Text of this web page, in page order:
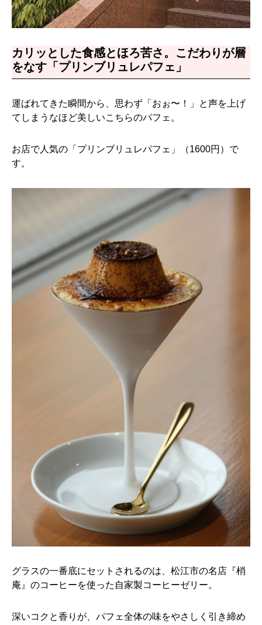
カリッとした食感とほろ苦さ。こだわりが層
をなす「プリンブリュレパフェ」
運ばれてきた瞬間から、思わず「おぉ〜！」と声を上げ
てしまうなほど美しいこちらのパフェ。
お店で人気の「プリンブリュレパフェ」（1600円）で
す。
グラスの一番底にセットされるのは、松江市の名店『梢
庵』のコーヒーを使った自家製コーヒーゼリー。
深いコクと香りが、パフェ全体の味をやさしく引き締め